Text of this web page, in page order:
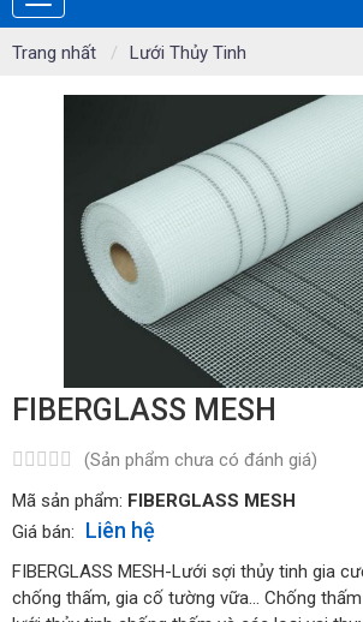
Trang nhất Lưới Thủy Tinh
FIBERGLASS MESH
(Sản phẩm chưa có đánh giá)
Mã sản phẩm: FIBERGLASS MESH
Giá bán:
Liên hệ
FIBERGLASS MESH-Lưới sợi thủy tinh gia
chống thấm, gia cố tường vữa... Chống